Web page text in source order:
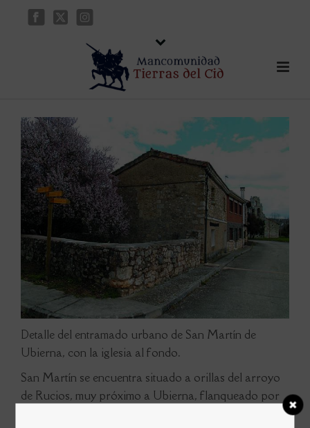
Detalle del entramado urbano de San Martín de
Ubierna, con la iglesia al fondo.
San Martín se encuentra situado a orillas del arroyo
de Rucios, muy próximo a Ubierna, flanqueado por